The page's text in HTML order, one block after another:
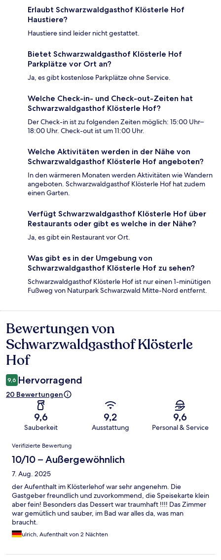
Erlaubt Schwarzwaldgasthof Klösterle Hof
Haustiere?
Haustiere sind leider nicht gestattet.
Bietet Schwarzwaldgasthof Klösterle Hof
Parkplätze vor Ort an?
Ja, es gibt kostenlose Parkplätze ohne Service.
Welche Check-in- und Check-out-Zeiten hat
Schwarzwaldgasthof Klösterle Hof?
Der Check-in ist zu folgenden Zeiten möglich: 15:00 Uhr–
18:00 Uhr. Check-out ist um 11:00 Uhr.
Welche Aktivitäten werden in der Nähe von
Schwarzwaldgasthof Klösterle Hof angeboten?
In den wärmeren Monaten werden Aktivitäten wie Wandern
angeboten. Schwarzwaldgasthof Klösterle Hof hat zudem
einen Garten.
Verfügt Schwarzwaldgasthof Klösterle Hof über
Restaurants oder gibt es welche in der Nähe?
Ja, es gibt ein Restaurant vor Ort.
Was gibt es in der Umgebung von
Schwarzwaldgasthof Klösterle Hof zu sehen?
Schwarzwaldgasthof Klösterle Hof ist nur einen 1-minütigen
Fußweg von Naturpark Schwarzwald Mitte-Nord entfernt.
Bewertungen
Bewertungen von
Schwarzwaldgasthof Klösterle
Hof
9,6 Hervorragend
20 Bewertungen
9,6
Sauberkeit
9,2
Ausstattung
9,6
Personal & Service
Bewertungen
Verifizierte Bewertung
10/10 – Außergewöhnlich
7. Aug. 2025
der Aufenthalt im Klösterlehof war sehr angenehm. Die
Gastgeber freundlich und zuvorkommend, die Speisekarte klein
aber fein! Besonders das Dessert war traumhaft !!!! Das Zimmer
war gemütlich und sauber, im Bad war alles da, was man
braucht.
ulrich, Aufenthalt von 2 Nächten